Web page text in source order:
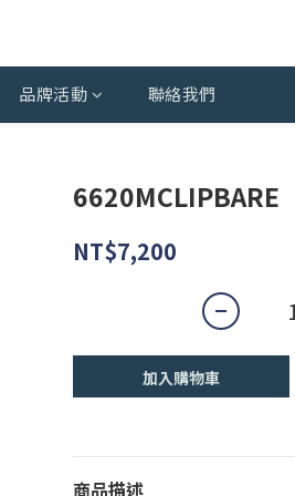
品牌活動 聯絡我們
6620MCLIPBARE
NT$7,200
加入購物車
商品描述